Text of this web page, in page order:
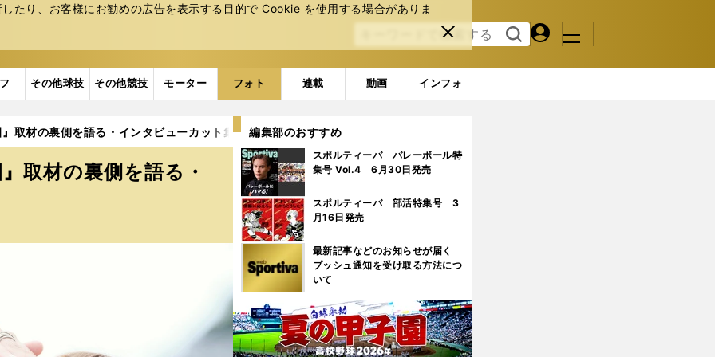
たり、お客様にお勧めの広告を表⽰する⽬的で Cookie を使⽤する場合がありま
閉じ
る
検索
る
マイペ
ジ
メニュ
その他球技 その他競技 モーター フォト 連載 動画 インフォ
取材の裏側を語る・インタビューカット集 (12ページ目)
取材の裏側を語る・
編集部のおすすめ
スポルティーバ バレーボール特
集号 Vol.4 6月30日発売
スポルティーバ 部活特集号 3
月16日発売
最新記事などのお知らせが届く
プッシュ通知を受け取る方法につ
いて